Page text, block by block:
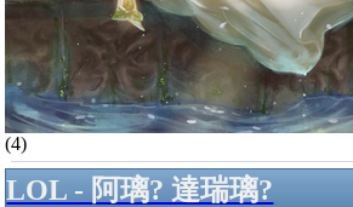
(4)
LOL - 阿璃? 達瑞璃?